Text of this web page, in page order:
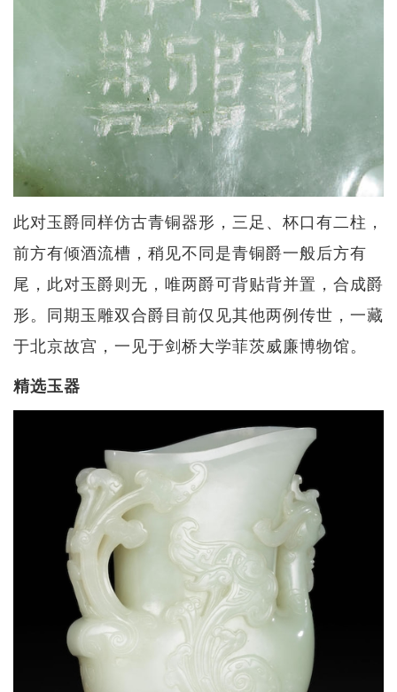
此对玉爵同样仿古青铜器形，三足、杯口有二柱，
前方有倾酒流槽，稍见不同是青铜爵一般后方有
尾，此对玉爵则无，唯两爵可背贴背并置，合成爵
形。同期玉雕双合爵目前仅见其他两例传世，一藏
于北京故宫，一见于剑桥大学菲茨威廉博物馆。
精选玉器